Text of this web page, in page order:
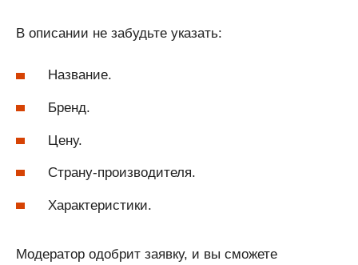
В описании не забудьте указать:
Название.
Бренд.
Цену.
Страну-производителя.
Характеристики.
Модератор одобрит заявку, и вы сможете